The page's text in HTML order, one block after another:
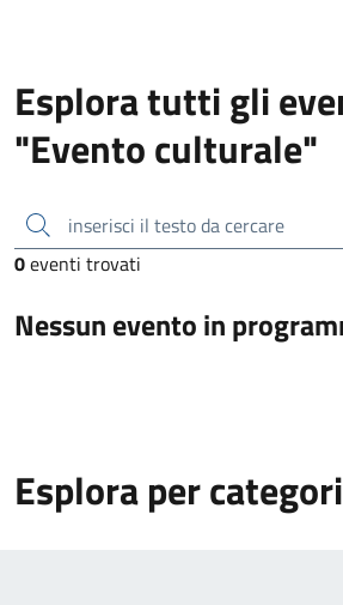
Esplora tutti gli
"Evento culturale"
inserisci il testo da cercare
0eventi trovati
Nessun evento in
Esplora per